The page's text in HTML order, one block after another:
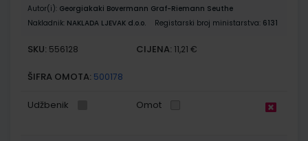
Autor(i): Georgiakaki Bovermann Graf-Riemann Seuthe
Nakladnik: NAKLADA LJEVAK d.o.o. Registarski broj ministarstva: 6131
SKU: 556128 CIJENA: 11,21 €
ŠIFRA OMOTA: 500178
Udžbenik Omot